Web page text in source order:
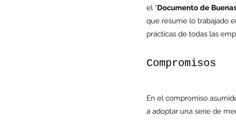
el “Documento de
que resume lo trabajado
prácticas de todas las
Compromisos
En el compromiso
a adoptar una serie de